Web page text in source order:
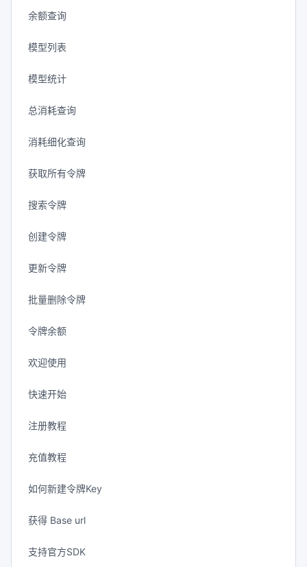
余额查询
模型列表
模型统计
总消耗查询
消耗细化查询
获取所有令牌
搜索令牌
创建令牌
更新令牌
批量删除令牌
令牌余额
欢迎使用
快速开始
注册教程
充值教程
如何新建令牌Key
获得 Base url
支持官方SDK